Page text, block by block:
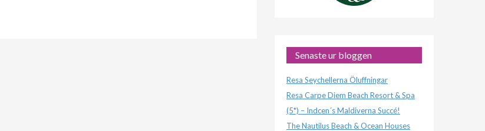
Senaste ur bloggen
Resa Seychellerna Öluffningar
Resa Carpe Diem Beach Resort & Spa
(5*) – Indcen´s Maldiverna Succé!
The Nautilus Beach & Ocean Houses